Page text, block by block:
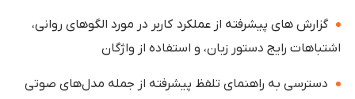
گزارش های پیشرفته از عملکرد کاربر در مورد الگوهای روانی،
اشتباهات رایج دستور زبان، و استفاده از واژگان
دسترسی به راهنمای تلفظ پیشرفته از جمله مدل‌های صوتی